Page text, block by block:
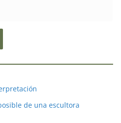
de una escultora